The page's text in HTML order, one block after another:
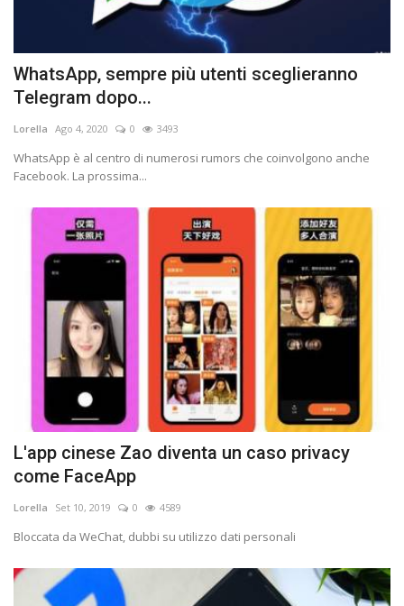
WhatsApp, sempre più utenti sceglieranno
Telegram dopo...
Lorella Ago 4, 2020 0 3493
WhatsApp è al centro di numerosi rumors che coinvolgono anche
Facebook. La prossima...
L'app cinese Zao diventa un caso privacy
come FaceApp
Lorella Set 10, 2019 0 4589
Bloccata da WeChat, dubbi su utilizzo dati personali